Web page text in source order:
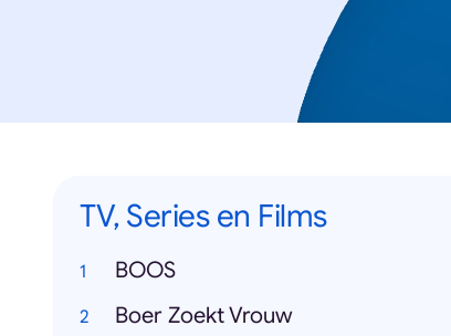
TV, Series en Films
BOOS
Boer Zoekt Vrouw